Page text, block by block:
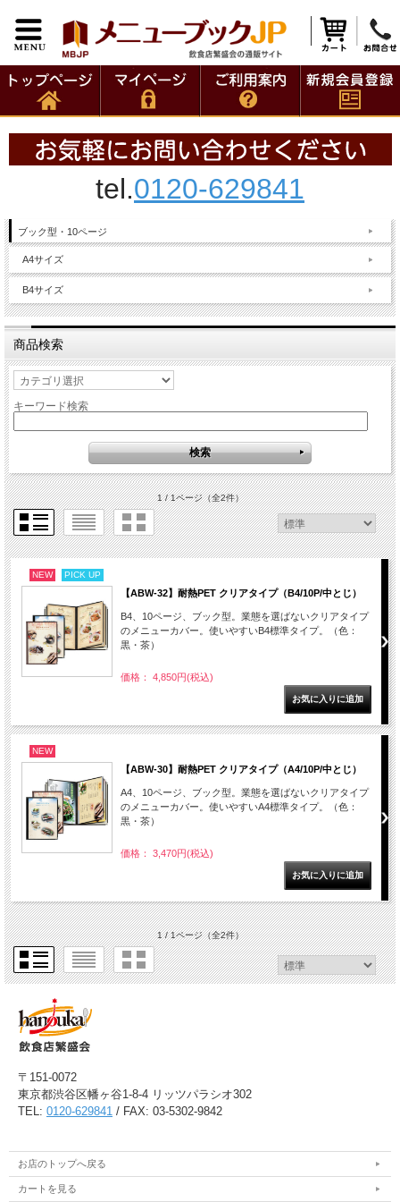
tel.0120-629841
ブック型・10ページ
A4サイズ
B4サイズ
商品検索
キーワード検索
1 / 1ページ（全2件）
NEW PICK UP
【ABW-32】耐熱PET クリアタイプ（B4/10P/中とじ）
B4、10ページ、ブック型。業態を選ばないクリアタイプ
のメニューカバー。使いやすいB4標準タイプ。（色：
黒・茶）
価格： 4,850円(税込)
NEW
【ABW-30】耐熱PET クリアタイプ（A4/10P/中とじ）
A4、10ページ、ブック型。業態を選ばないクリアタイプ
のメニューカバー。使いやすいA4標準タイプ。（色：
黒・茶）
価格： 3,470円(税込)
1 / 1ページ（全2件）
〒151-0072
東京都渋谷区幡ヶ谷1-8-4 リッツパラシオ302
TEL: 0120-629841 / FAX: 03-5302-9842
お店のトップへ戻る
カートを見る